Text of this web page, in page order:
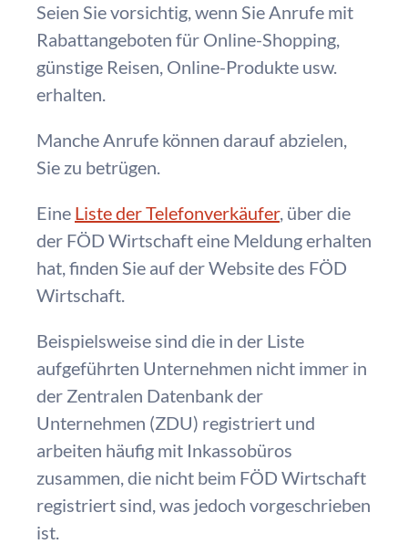
Seien Sie vorsichtig, wenn Sie Anrufe mit
Rabattangeboten für Online-Shopping,
günstige Reisen, Online-Produkte usw.
erhalten.
Manche Anrufe können darauf abzielen,
Sie zu betrügen.
Eine Liste der Telefonverkäufer, über die
der FÖD Wirtschaft eine Meldung erhalten
hat, finden Sie auf der Website des FÖD
Wirtschaft.
Beispielsweise sind die in der Liste
aufgeführten Unternehmen nicht immer in
der Zentralen Datenbank der
Unternehmen (ZDU) registriert und
arbeiten häufig mit Inkassobüros
zusammen, die nicht beim FÖD Wirtschaft
registriert sind, was jedoch vorgeschrieben
ist.